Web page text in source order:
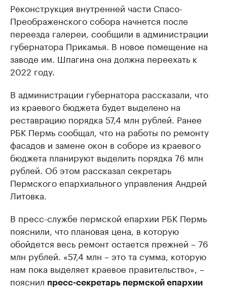
Реконструкция внутренней части Спасо-
Преображенского собора начнется после
переезда галереи, сообщили в администрации
губернатора Прикамья. В новое помещение на
заводе им. Шпагина она должна переехать к
2022 году.
В администрации губернатора рассказали, что
из краевого бюджета будет выделено на
реставрацию порядка 57,4 млн рублей. Ранее
РБК Пермь сообщал, что на работы по ремонту
фасадов и замене окон в соборе из краевого
бюджета планируют выделить порядка 76 млн
рублей. Об этом рассказал секретарь
Пермского епархиального управления Андрей
Литовка.
В пресс-службе пермской епархии РБК Пермь
пояснили, что плановая цена, в которую
обойдется весь ремонт остается прежней – 76
млн рублей. «57,4 млн – это та сумма, которую
нам пока выделяет краевое правительство», –
пояснил пресс-секретарь пермской епархии